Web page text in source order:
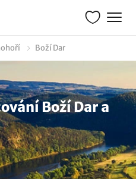
Boží Dar
Boží Dar a